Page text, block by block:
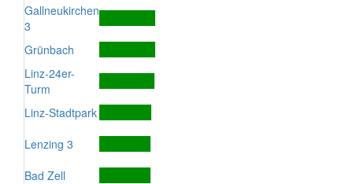
Gallneukirchen
3
Grünbach
Linz-24er-
Turm
Linz-Stadtpark
Lenzing 3
Bad Zell